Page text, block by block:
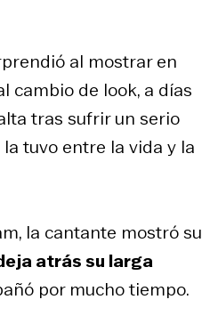
al mostrar en
cambio de look, a días
tras sufrir un serio
tuvo entre la vida y la
la cantante mostró su
atrás su larga
por mucho tiempo.